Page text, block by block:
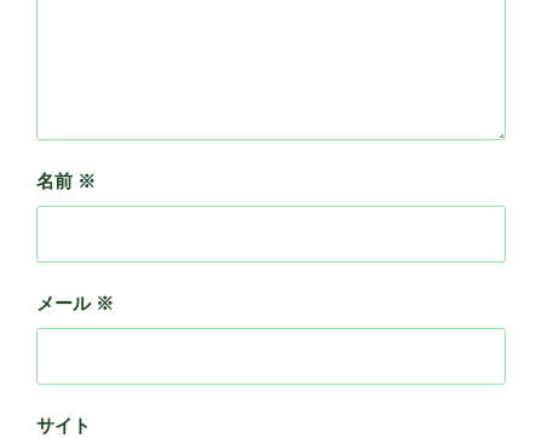
名前 ※
メール ※
サイト